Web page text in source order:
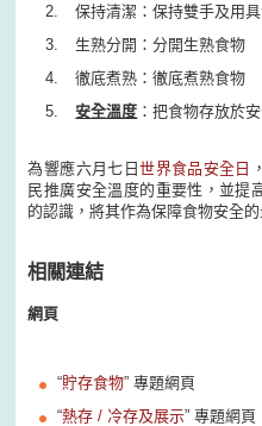
保持清潔：保持雙手及用
生熟分開：分開生熟食物
徹底煮熟：徹底煮熟食物
安全溫度 ：把食物存放於
為響應六月七日世界食品安全日
民推廣安全溫度的重要性，並提
的認識，將其作為保障食物安全
相關連結
網頁
“貯存食物” 專題網頁
“熱存 / 冷存及展示” 專題網頁